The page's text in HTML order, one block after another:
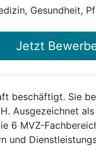
Gesundheit,
Jetzt
beschäftigt. Sie
Ausgezeichnet
6 MVZ-